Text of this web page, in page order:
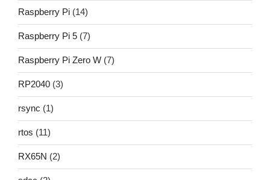
Raspberry Pi (14)
Raspberry Pi 5 (7)
Raspberry Pi Zero W (7)
RP2040 (3)
rsync (1)
rtos (11)
RX65N (2)